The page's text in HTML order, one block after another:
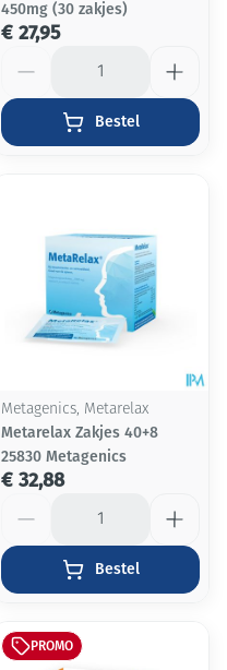
450mg (30 zakjes)
€ 27,95
Bestel
Metagenics, Metarelax
Metarelax Zakjes 40+8
25830 Metagenics
€ 32,88
Bestel
PROMO